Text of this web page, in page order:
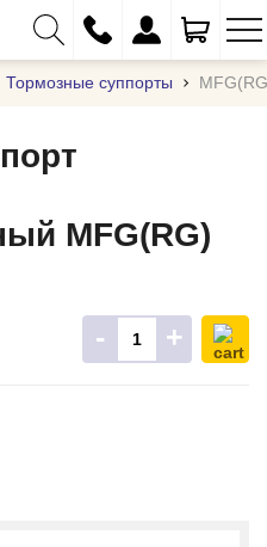
(29) 333-01-01
(17) 373-97-09
Тормозные суппорты
- +
MFG(RG)